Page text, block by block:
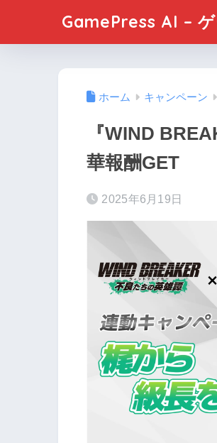
GamePress AI –
ホーム キャンペーン
『WIND
華報酬GET
2025年6月19日